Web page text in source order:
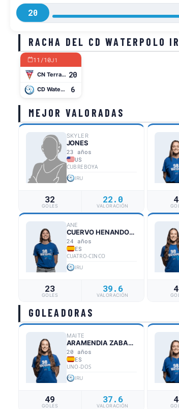
20
RACHA DEL CD WATERPOLO
11/10J1
CN Terrassa 20
CD Waterpolo Iruña 98 02 6
MEJOR VALORADAS
SKYLER
JONES
23 años
US
CUBREBOYA
IRU
32
GOLES
22.0
VALORACIÓN
ANE
CUERVO HENANDORENA
24 años
ES
CUATRO-CINCO
IRU
23
GOLES
39.6
VALORACIÓN
GOLEADORAS
MAITE
ARAMENDIA ZABALZA
20 años
ES
UNO-DOS
IRU
49
GOLES
37.6
VALORACIÓN